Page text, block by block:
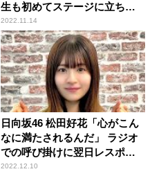
生も初めてステージに立ち、
四期生楽曲「ブルーベリー＆
ラズベリー」を全力で初披
露！
2022.11.14
日向坂46 松田好花「心がこん
なに満たされるんだ」 ラジオ
での呼び掛けに翌日レスポン
スしてくれた4期生2人に大感
2022.12.10